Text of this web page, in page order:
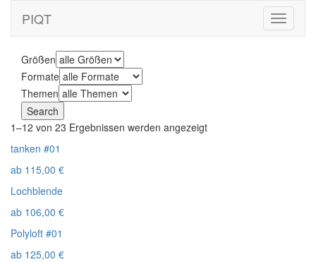
Toggle
PIQT
Größen
Formate
Themen
1–12 von 23 Ergebnissen werden angezeigt
tanken #01
ab 115,00 €
Lochblende
ab 106,00 €
Polyloft #01
ab 125,00 €